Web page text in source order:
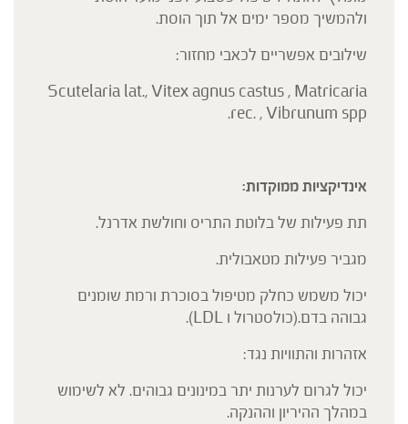
ולהמשיך מספר ימים אל תוך הוסת.
שילובים אפשריים לכאבי מחזור:
Scutelaria lat., Vitex agnus castus , Matricaria
rec. , Vibrunum spp.
אינדיקציות ממוקדות:
תת פעילות של בלוטת התריס וחולשת אדרנל.
מגביר פעילות מטאבולית.
יכול משמש כחלק מטיפול בסוכרת ורמת שומנים
גבוהה בדם.(כולסטרול ו LDL).
אזהרות והתוויות נגד:
יכול לגרום לערנות יתר במינונים גבוהים. לא לשימוש
במהלך ההיריון וההנקה.